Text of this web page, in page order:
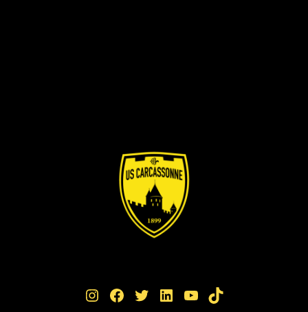
Instagram Facebook Twitter LinkedIn YouTube TikTok